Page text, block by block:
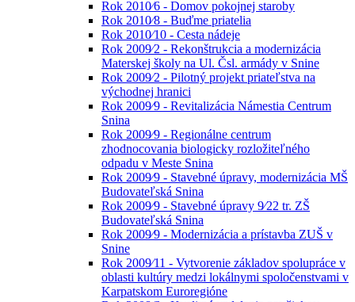
Rok 2010⁄6 - Domov pokojnej staroby
Rok 2010⁄8 - Buďme priatelia
Rok 2010⁄10 - Cesta nádeje
Rok 2009⁄2 - Rekonštrukcia a modernizácia
Materskej školy na Ul. Čsl. armády v Snine
Rok 2009⁄2 - Pilotný projekt priateľstva na
východnej hranici
Rok 2009⁄9 - Revitalizácia Námestia Centrum
Snina
Rok 2009⁄9 - Regionálne centrum
zhodnocovania biologicky rozložiteľného
odpadu v Meste Snina
Rok 2009⁄9 - Stavebné úpravy, modernizácia MŠ
Budovateľská Snina
Rok 2009⁄9 - Stavebné úpravy 9⁄22 tr. ZŠ
Budovateľská Snina
Rok 2009⁄9 - Modernizácia a prístavba ZUŠ v
Snine
Rok 2009⁄11 - Vytvorenie základov spolupráce v
oblasti kultúry medzi lokálnymi spoločenstvami v
Karpatskom Euroregióne